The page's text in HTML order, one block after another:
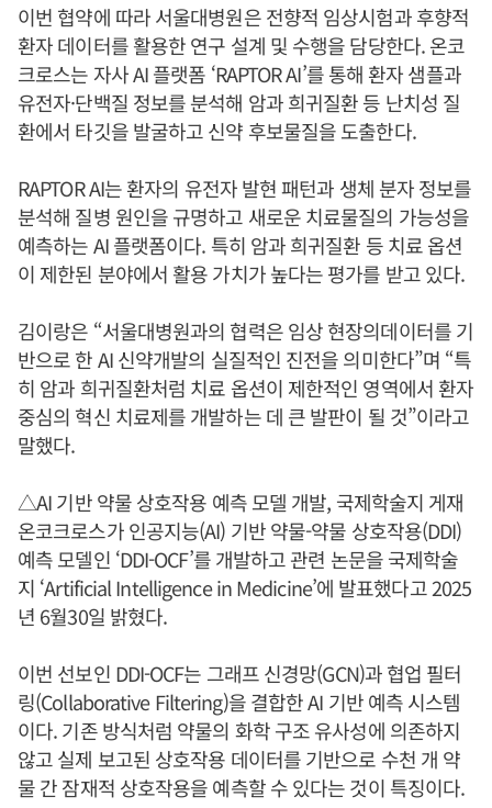
이번 협약에 따라 서울대병원은 전향적 임상시험과 후향적
환자 데이터를 활용한 연구 설계 및 수행을 담당한다. 온코
크로스는 자사 AI 플랫폼 ‘RAPTOR AI’를 통해 환자 샘플과
유전자·단백질 정보를 분석해 암과 희귀질환 등 난치성 질
환에서 타깃을 발굴하고 신약 후보물질을 도출한다.
RAPTOR AI는 환자의 유전자 발현 패턴과 생체 분자 정보를
분석해 질병 원인을 규명하고 새로운 치료물질의 가능성을
예측하는 AI 플랫폼이다. 특히 암과 희귀질환 등 치료 옵션
이 제한된 분야에서 활용 가치가 높다는 평가를 받고 있다.
김이랑은 “서울대병원과의 협력은 임상 현장의데이터를 기
반으로 한 AI 신약개발의 실질적인 진전을 의미한다”며 “특
히 암과 희귀질환처럼 치료 옵션이 제한적인 영역에서 환자
중심의 혁신 치료제를 개발하는 데 큰 발판이 될 것”이라고
말했다.
△AI 기반 약물 상호작용 예측 모델 개발, 국제학술지 게재
온코크로스가 인공지능(AI) 기반 약물-약물 상호작용(DDI)
예측 모델인 ‘DDI-OCF’를 개발하고 관련 논문을 국제학술
지 ‘Artificial Intelligence in Medicine’에 발표했다고 2025
년 6월30일 밝혔다.
이번 선보인 DDI-OCF는 그래프 신경망(GCN)과 협업 필터
링(Collaborative Filtering)을 결합한 AI 기반 예측 시스템
이다. 기존 방식처럼 약물의 화학 구조 유사성에 의존하지
않고 실제 보고된 상호작용 데이터를 기반으로 수천 개 약
물 간 잠재적 상호작용을 예측할 수 있다는 것이 특징이다.